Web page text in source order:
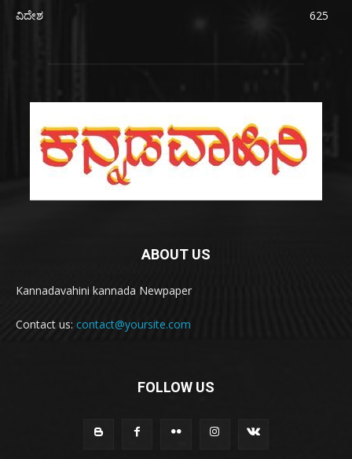
ವಿದೇಶ
625
ABOUT US
Kannadavahini kannada Newpaper
Contact us: contact@yoursite.com
FOLLOW US